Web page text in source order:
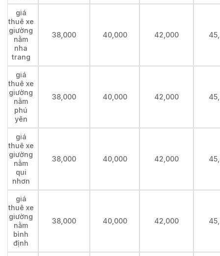
giá
thuê xe
giường
nằm
nha
trang
38,000 40,000 42,000
giá
thuê xe
giường
nằm
phú
yên
38,000 40,000 42,000
giá
thuê xe
giường
nằm
qui
nhơn
38,000 40,000 42,000
giá
thuê xe
giường
nằm
bình
định
38,000 40,000 42,000